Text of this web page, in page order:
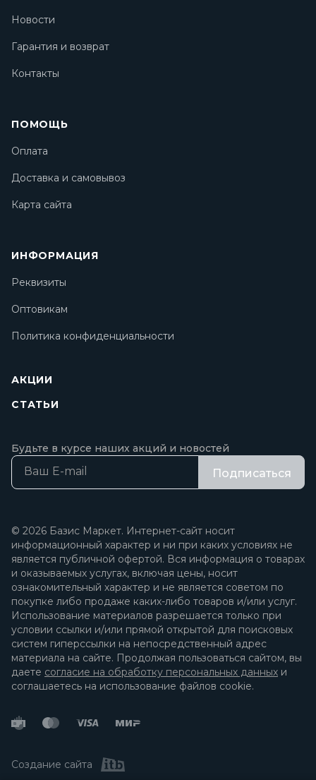
Новости
Гарантия и возврат
Контакты
ПОМОЩЬ
Оплата
Доставка и самовывоз
Карта сайта
ИНФОРМАЦИЯ
Реквизиты
Оптовикам
Политика конфиденциальности
АКЦИИ
СТАТЬИ
Будьте в курсе наших акций и новостей
Подписаться
© 2026 Базис Маркет. Интернет-сайт носит
информационный характер и ни при каких условиях не
является публичной офертой. Вся информация о товарах
и оказываемых услугах, включая цены, носит
ознакомительный характер и не является советом по
покупке либо продаже каких-либо товаров и/или услуг.
Использование материалов разрешается только при
условии ссылки и/или прямой открытой для поисковых
систем гиперссылки на непосредственный адрес
материала на сайте. Продолжая пользоваться сайтом, вы
даете согласие на обработку персональных данных и
соглашаетесь на использование файлов cookie.
Создание сайта